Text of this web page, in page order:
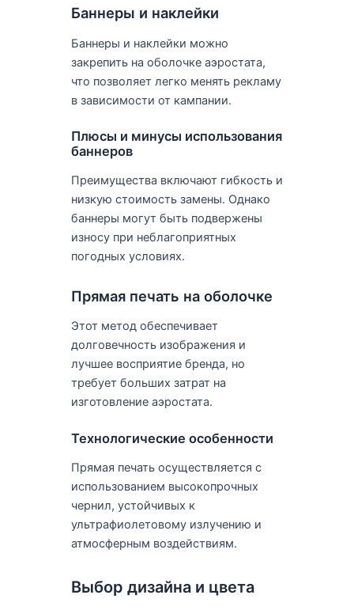
Баннеры и наклейки
Баннеры и наклейки можно
закрепить на оболочке аэростата,
что позволяет легко менять рекламу
в зависимости от кампании.
Плюсы и минусы использования
баннеров
Преимущества включают гибкость и
низкую стоимость замены. Однако
баннеры могут быть подвержены
износу при неблагоприятных
погодных условиях.
Прямая печать на оболочке
Этот метод обеспечивает
долговечность изображения и
лучшее восприятие бренда, но
требует больших затрат на
изготовление аэростата.
Технологические особенности
Прямая печать осуществляется с
использованием высокопрочных
чернил, устойчивых к
ультрафиолетовому излучению и
атмосферным воздействиям.
Выбор дизайна и цвета